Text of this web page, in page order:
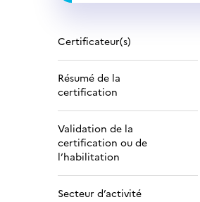
Certificateur(s)
Résumé de la
certification
Validation de la
certification ou de
l’habilitation
Secteur d’activité